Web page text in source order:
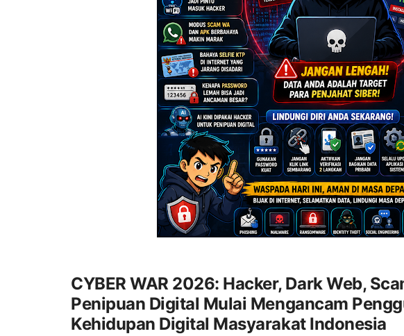
CYBER WAR 2026: Hacker, Dark Web,
Penipuan Digital Mulai Mengancam
Kehidupan Digital Masyarakat Indonesia